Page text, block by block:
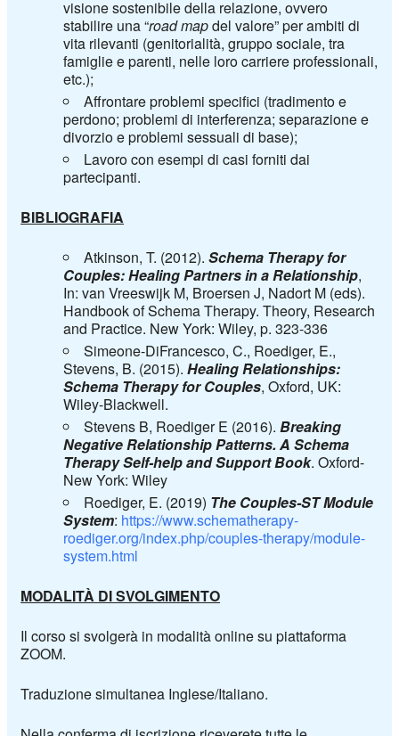
visione sostenibile della relazione, ovvero
stabilire una “roadmapdel valore” per ambiti di
vita rilevanti (genitorialità, gruppo sociale, tra
famiglie e parenti, nelle loro carriere professionali,
etc.);
Affrontare problemi specifici (tradimento e
perdono; problemi di interferenza; separazione e
divorzio e problemi sessuali di base);
Lavoro con esempi di casi forniti dai
partecipanti.
BIBLIOGRAFIA
Atkinson, T. (2012).Schema Therapy for
Couples:HealingPartners in aRelationship,
In: van Vreeswijk M, Broersen J, Nadort M (eds).
Handbook of Schema Therapy. Theory, Research
and Practice. New York: Wiley, p. 323-336
Simeone-DiFrancesco, C., Roediger, E.,
Stevens, B. (2015).HealingRelationships:
Schema Therapy forCouples, Oxford, UK:
Wiley-Blackwell.
Stevens B, Roediger E (2016).Breaking
NegativeRelationshipPatterns. A Schema
Therapy Self-help and Support Book. Oxford-
New York: Wiley
Roediger, E. (2019) The Couples-ST Module
System: https://www.schematherapy-
roediger.org/index.php/couples-therapy/module-
system.html
MODALITÀ DI SVOLGIMENTO
Il corso si svolgerà in modalità online su piattaforma
ZOOM.
Traduzione simultanea Inglese/Italiano.